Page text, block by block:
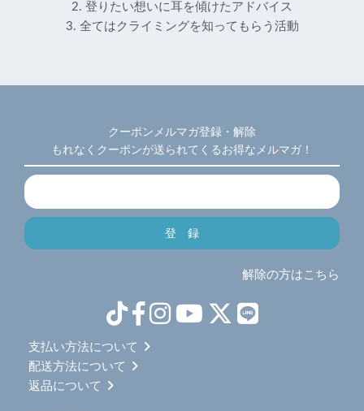
2. 登りたい想いに耳を傾けたアドバイス
3. 全てはクライミングを知ってもらう活動
クーポンメルマガ登録・解除
もれなくクーポンが送られてくるお得なメルマガ！
解除の方はこちら
支払い方法について
配送方法について
返品について